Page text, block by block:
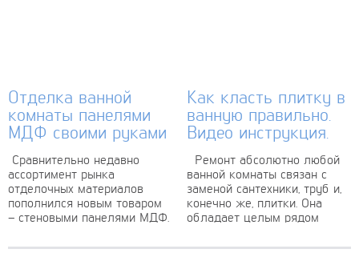
Отделка ванной
комнаты панелями
МДФ своими руками
Сравнительно недавно
ассортимент рынка
отделочных материалов
пополнился новым товаром
– стеновыми панелями МДФ.
оценили новинку и она
Как класть плитку в
ванную правильно.
Видео инструкция.
Ремонт абсолютно любой
ванной комнаты связан с
заменой сантехники, труб и,
конечно же, плитки. Она
обладает целым рядом
перед другими